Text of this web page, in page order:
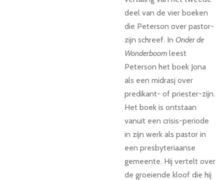
deel van de vier boeken
die Peterson over pastor-
zijn schreef. In Onder de
Wonderboom leest
Peterson het boek Jona
als een midrasj over
predikant- of priester-zijn.
Het boek is ontstaan
vanuit een crisis-periode
in zijn werk als pastor in
een presbyteriaanse
gemeente. Hij vertelt over
de groeiende kloof die hij